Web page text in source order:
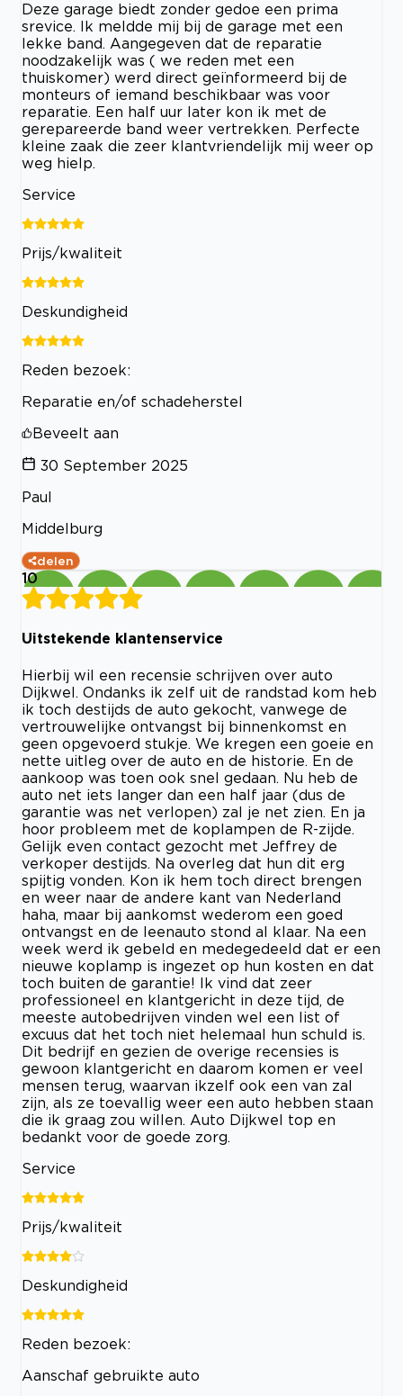
Deze garage biedt zonder gedoe een prima
srevice. Ik meldde mij bij de garage met een
lekke band. Aangegeven dat de reparatie
noodzakelijk was ( we reden met een
thuiskomer) werd direct geïnformeerd bij de
monteurs of iemand beschikbaar was voor
reparatie. Een half uur later kon ik met de
gerepareerde band weer vertrekken. Perfecte
kleine zaak die zeer klantvriendelijk mij weer op
weg hielp.
Service
Prijs/kwaliteit
Deskundigheid
Reden bezoek:
Reparatie en/of schadeherstel
Beveelt aan
30 September 2025
Paul
Middelburg
delen
10
Uitstekende klantenservice
Hierbij wil een recensie schrijven over auto
Dijkwel. Ondanks ik zelf uit de randstad kom heb
ik toch destijds de auto gekocht, vanwege de
vertrouwelijke ontvangst bij binnenkomst en
geen opgevoerd stukje. We kregen een goeie en
nette uitleg over de auto en de historie. En de
aankoop was toen ook snel gedaan. Nu heb de
auto net iets langer dan een half jaar (dus de
garantie was net verlopen) zal je net zien. En ja
hoor probleem met de koplampen de R-zijde.
Gelijk even contact gezocht met Jeffrey de
verkoper destijds. Na overleg dat hun dit erg
spijtig vonden. Kon ik hem toch direct brengen
en weer naar de andere kant van Nederland
haha, maar bij aankomst wederom een goed
ontvangst en de leenauto stond al klaar. Na een
week werd ik gebeld en medegedeeld dat er een
nieuwe koplamp is ingezet op hun kosten en dat
toch buiten de garantie! Ik vind dat zeer
professioneel en klantgericht in deze tijd, de
meeste autobedrijven vinden wel een list of
excuus dat het toch niet helemaal hun schuld is.
Dit bedrijf en gezien de overige recensies is
gewoon klantgericht en daarom komen er veel
mensen terug, waarvan ikzelf ook een van zal
zijn, als ze toevallig weer een auto hebben staan
die ik graag zou willen. Auto Dijkwel top en
bedankt voor de goede zorg.
Service
Prijs/kwaliteit
Deskundigheid
Reden bezoek:
Aanschaf gebruikte auto